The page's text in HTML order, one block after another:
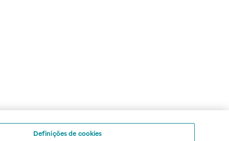
Definições de cookies